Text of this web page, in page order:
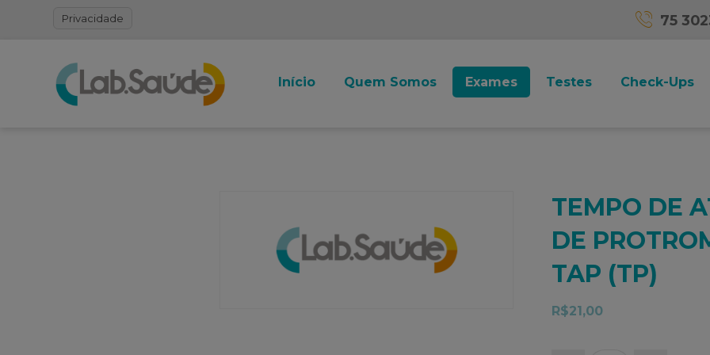
Privacidade 75
Início Quem Somos Exames Testes Check-Ups
TEMPO DE
DE
TAP (TP)
R$21,00